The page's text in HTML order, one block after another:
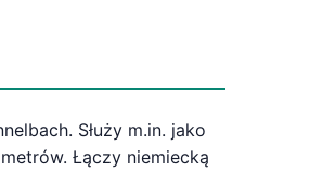
Służy m.in. jako
Łączy niemiecką